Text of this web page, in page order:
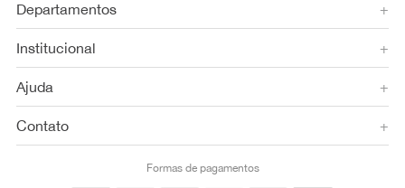
Departamentos +
Institucional +
Ajuda +
Contato +
Formas de pagamentos